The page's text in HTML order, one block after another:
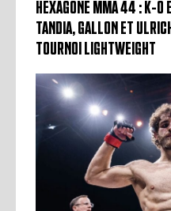
HEXAGONE MMA 44 : K-O
TANDIA, GALLON ET
TOURNOI LIGHTWEIGHT